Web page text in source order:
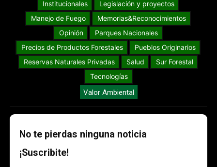
Institucionales
Legislación y proyectos
Manejo de Fuego
Memorias&Reconocimientos
Opinión
Parques Nacionales
Precios de Productos Forestales
Pueblos Originarios
Reservas Naturales Privadas
Salud
Sur Forestal
Tecnologías
Valor Ambiental
No te pierdas ninguna noticia
¡Suscribite!